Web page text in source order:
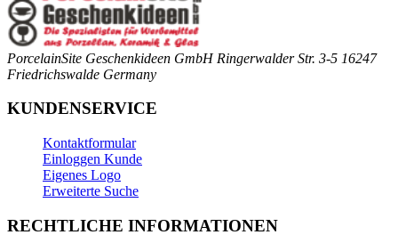
PorcelainSite Geschenkideen GmbH Ringerwalder Str. 3-5 16247
Friedrichswalde Germany
KUNDENSERVICE
Kontaktformular
Einloggen Kunde
Eigenes Logo
Erweiterte Suche
RECHTLICHE INFORMATIONEN